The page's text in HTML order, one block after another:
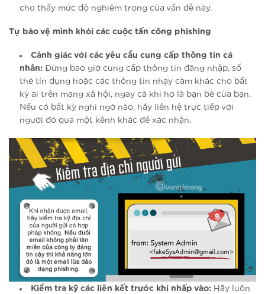
cho thấy mức độ nghiêm trọng của vấn đề này.
Tự bảo vệ mình khỏi các cuộc tấn công phishing
Cảnh giác với các yêu cầu cung cấp thông tin cá
nhân: Đừng bao giờ cung cấp thông tin đăng nhập, số
thẻ tín dụng hoặc các thông tin nhạy cảm khác cho bất
kỳ ai trên mạng xã hội, ngay cả khi họ là bạn bè của bạn.
Nếu có bất kỳ nghi ngờ nào, hãy liên hệ trực tiếp với
người đó qua một kênh khác để xác nhận.
Kiểm tra kỹ các liên kết trước khi nhấp vào: Hãy luôn